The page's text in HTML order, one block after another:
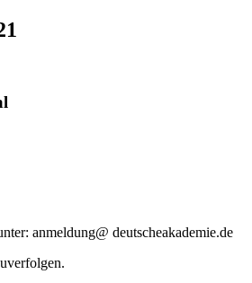
anmeldung@ deutscheakademie.de